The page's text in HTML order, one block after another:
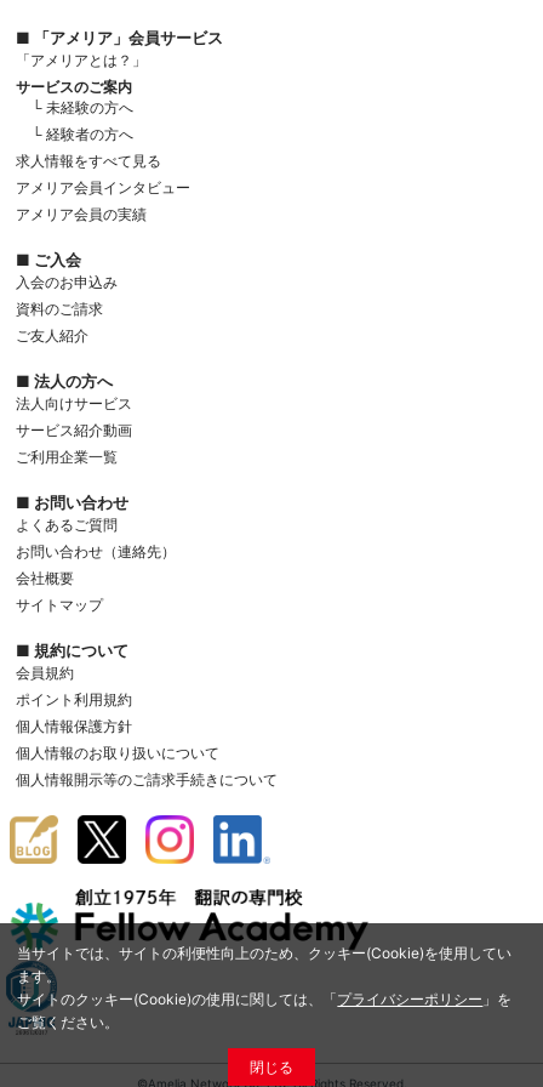
当サイトでは、サイトの利便性向上のため、クッキー(Cookie)を使用してい
ます。
サイトのクッキー(Cookie)の使用に関しては、「プライバシーポリシー 」を
ご覧ください。
閉じる
■ 「アメリア」会員サービス
「アメリアとは？」
サービスのご案内
└ 未経験の方へ
└ 経験者の方へ
求人情報をすべて見る
アメリア会員インタビュー
アメリア会員の実績
■ ご入会
入会のお申込み
資料のご請求
ご友人紹介
■ 法人の方へ
法人向けサービス
サービス紹介動画
ご利用企業一覧
■ お問い合わせ
よくあるご質問
お問い合わせ（連絡先）
会社概要
サイトマップ
■ 規約について
会員規約
ポイント利用規約
個人情報保護方針
個人情報のお取り扱いについて
個人情報開示等のご請求手続きについて
©Amelia Network Co.,Ltd. All Rights Reserved.